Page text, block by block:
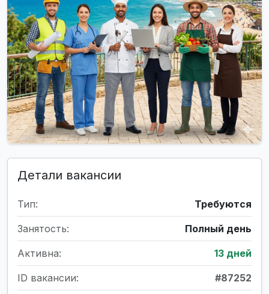
Детали вакансии
Тип: Требуются
Занятость: Полный день
Активна: 13 дней
ID вакансии: #87252